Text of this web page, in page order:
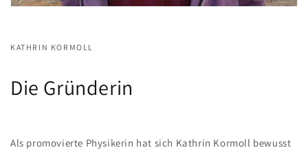
KATHRIN KORMOLL
Die Gründerin
Als promovierte Physikerin hat sich Kathrin Kormoll bewusst